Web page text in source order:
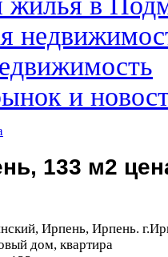
и
133 м2
Ирпень, Ирпень.
дом, квартира